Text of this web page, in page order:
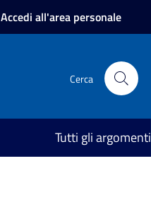
Accedi all'area personale
Cerca
Tutti gli argomenti